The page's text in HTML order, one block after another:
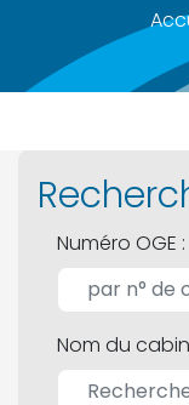
Numéro OGE :
Nom du